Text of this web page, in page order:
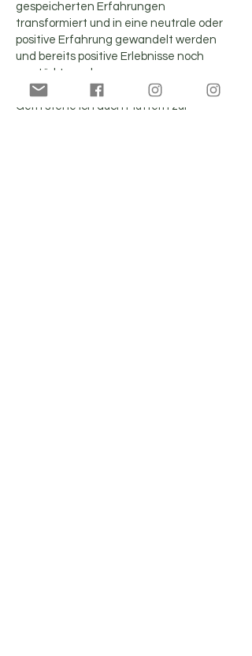
gespeicherten Erfahrungen
transformiert und in eine neutrale oder
positive Erfahrung gewandelt werden
und bereits positive Erlebnisse noch
verstärkt werden.
Gern stehe ich auch Müttern zur